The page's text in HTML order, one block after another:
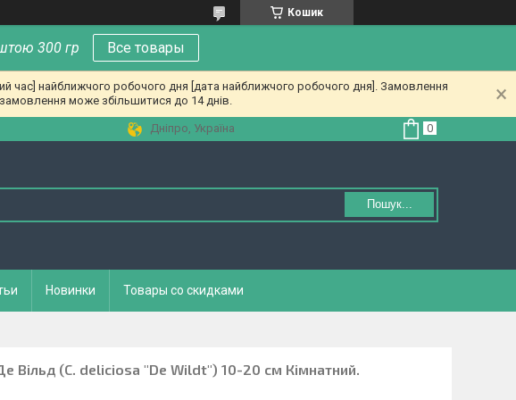
Кошик
300 гр Все товары
час] найближчого робочого дня [дата найближчого робочого дня]. Замовлення
може збільшитися до 14 днів.
Дніпро, Україна
Пошук...
Новинки Товары со скидками
Вільд (C. deliciosa "De Wildt") 10-20 см Кімнатний.